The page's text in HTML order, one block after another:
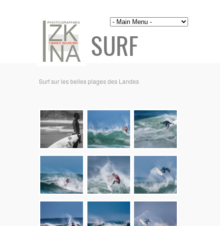
SURF
Surf sur les belles plages des Landes